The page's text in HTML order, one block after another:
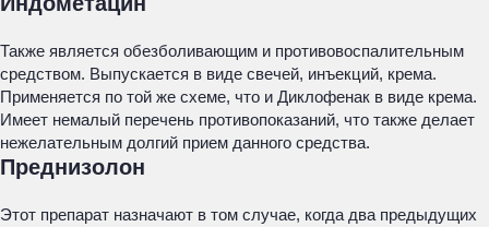
Также является обезболивающим и противовоспалительным
средством. Выпускается в виде свечей, инъекций, крема.
Применяется по той же схеме, что и Диклофенак в виде крема.
Имеет немалый перечень противопоказаний, что также делает
нежелательным долгий прием данного средства.
Преднизолон
Этот препарат назначают в том случае, когда два предыдущих